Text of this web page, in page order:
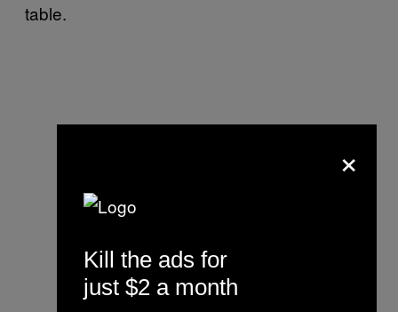
table.
×
Kill the ads for
just $2 a month